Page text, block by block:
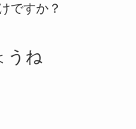
ですか？
うね